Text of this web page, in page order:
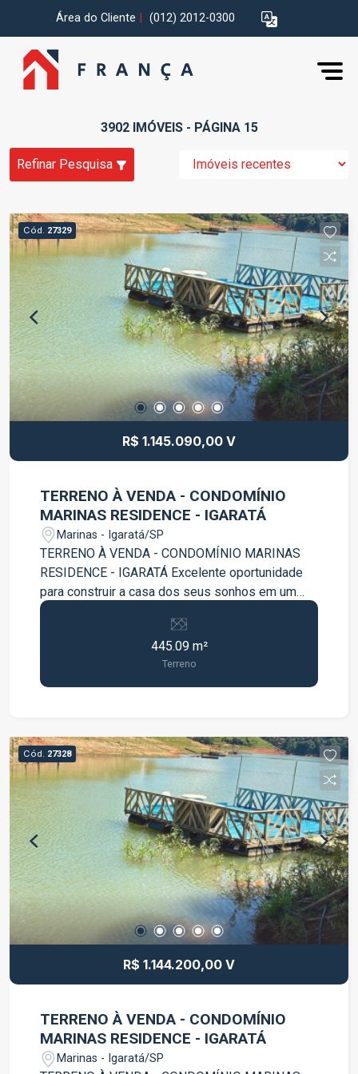
Área do Cliente (012) 2012-0300
3902 IMÓVEIS - PÁGINA 15
Refinar Pesquisa
Cód. 27329
R$ 1.145.090,00 V
TERRENO À VENDA - CONDOMÍNIO
MARINAS RESIDENCE - IGARATÁ
Marinas - Igaratá/SP
TERRENO À VENDA - CONDOMÍNIO MARINAS
RESIDENCE - IGARATÁ Excelente oportunidade
para construir a casa dos seus sonhos em um
dos condomínios mais desejados da região!
Terreno com 445m² Ótima topografia Fácil
acesso à represa Localização privilegiada dentro
do condomínio Ambiente tranquilo e cercado pela
natureza Ideal para lazer, moradia ou
a natureza, proporcionando qualidade de vida
para toda a família. Agende uma visita e venha
conhecer essa excelente oportunidade em
Igaratá!
445.09 m²
Terreno
Cód. 27328
R$ 1.144.200,00 V
TERRENO À VENDA - CONDOMÍNIO
MARINAS RESIDENCE - IGARATÁ
Marinas - Igaratá/SP